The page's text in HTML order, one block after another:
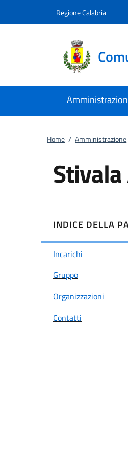
Regione Calabria
Home / Amministrazione
INDICE DELLA
Incarichi
Gruppo
Organizzazioni
Contatti